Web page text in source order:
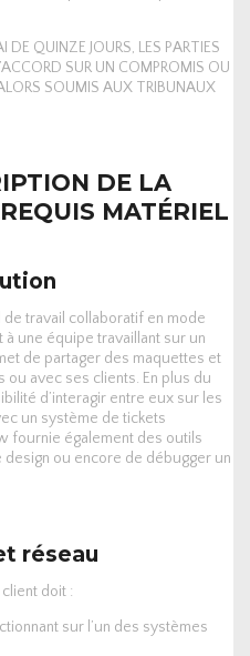
DE QUINZE JOURS, LES PARTIES
SUR UN COMPROMIS OU
SOUMIS AUX TRIBUNAUX
DE LA
MATÉRIEL
travail collaboratif en mode
une équipe travaillant sur un
de partager des maquettes et
avec ses clients. En plus du
d’interagir entre eux sur les
un système de tickets
fournie également des outils
ou encore de débugger un
réseau
doit :
sur l’un des systèmes